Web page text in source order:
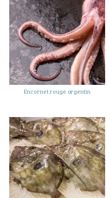
Encornet rouge argentin